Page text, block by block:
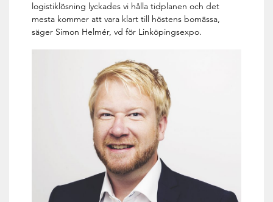
logistiklösning lyckades vi hålla tidplanen och det
mesta kommer att vara klart till höstens bomässa,
säger Simon Helmér, vd för Linköpingsexpo.